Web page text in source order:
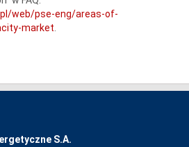
web/pse-eng/areas-of-
market
S.A.